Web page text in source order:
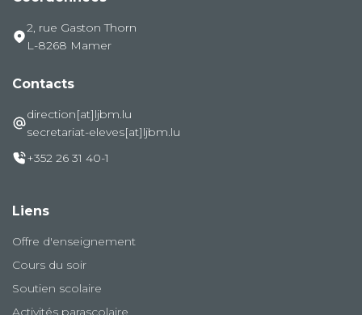
2, rue Gaston Thorn
L-8268 Mamer
Contacts
direction[at]ljbm.lu
secretariat-eleves[at]ljbm.lu
+352 26 31 40-1
Liens
Offre d'enseignement
Cours du soir
Soutien scolaire
Activités parascolaire